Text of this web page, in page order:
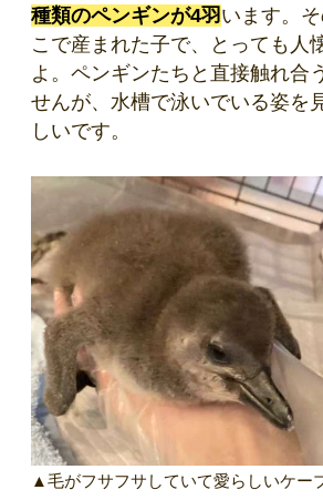
種類のペンギンが4羽います。
こで産まれた子で、とっても人
よ。ペンギンたちと直接触れ合
せんが、水槽で泳いでいる姿を
しいです。
▲毛がフサフサしていて愛らしいケー